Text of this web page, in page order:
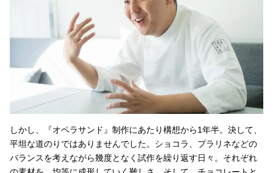
しかし、『オペラサンド』制作にあたり構想から1年半。決して、
平坦な道のりではありませんでした。ショコラ、プラリネなどの
バランスを考えながら幾度となく試作を繰り返す日々。それぞれ